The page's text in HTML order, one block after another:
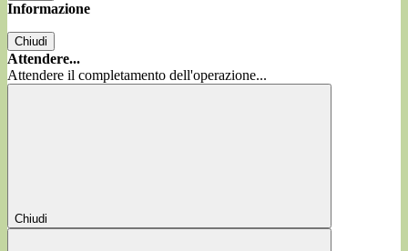
Informazione
Chiudi
Attendere...
Attendere il completamento dell'operazione...
Chiudi